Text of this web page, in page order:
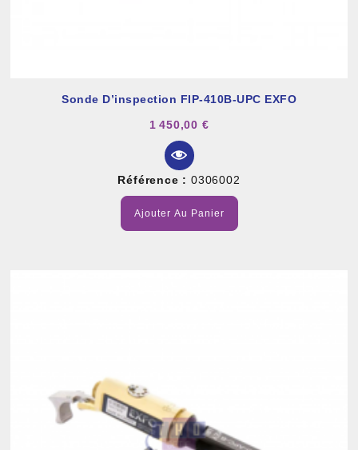
Sonde D’inspection FIP-410B-UPC EXFO
1 450,00 €
Référence : 0306002
Ajouter Au Panier